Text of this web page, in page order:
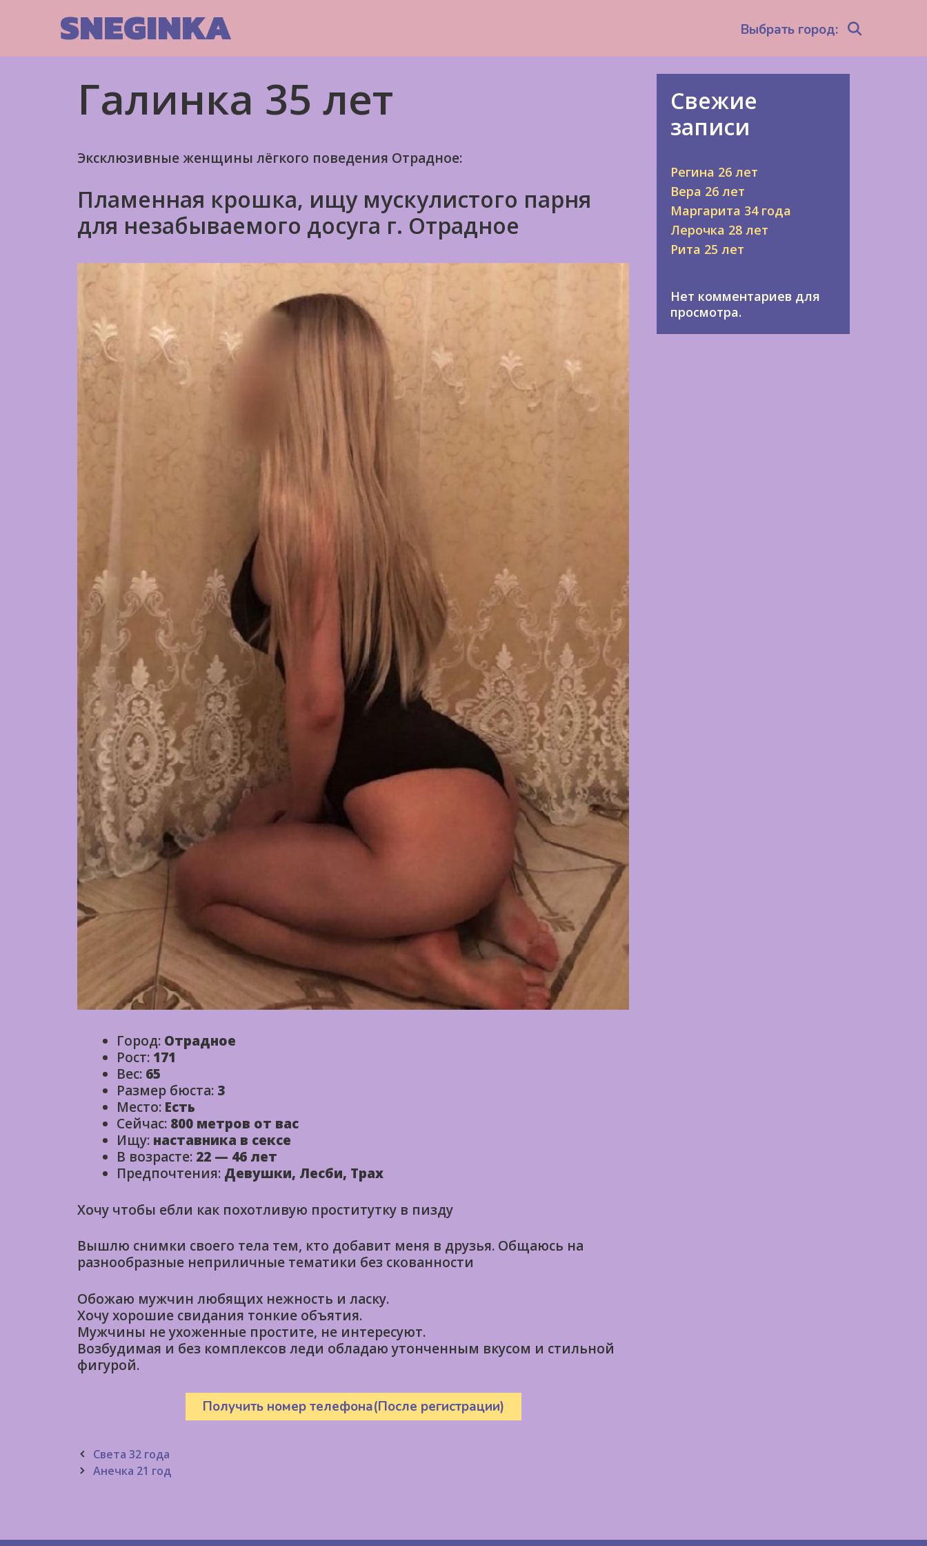
SNEGINKA Выбрать город:
Галинка 35 лет
Эксклюзивные женщины лёгкого поведения Отрадное:
Пламенная крошка, ищу мускулистого парня
для незабываемого досуга г. Отрадное
Город: Отрадное
Рост: 171
Вес: 65
Размер бюста: 3
Место: Есть
Сейчас: 800 метров от вас
Ищу: наставника в сексе
В возрасте: 22 — 46 лет
Предпочтения: Девушки, Лесби, Трах
Хочу чтобы ебли как похотливую проститутку в пизду
Вышлю снимки своего тела тем, кто добавит меня в друзья. Общаюсь на
разнообразные неприличные тематики без скованности
Обожаю мужчин любящих нежность и ласку.
Хочу хорошие свидания тонкие объятия.
Мужчины не ухоженные простите, не интересуют.
Возбудимая и без комплексов леди обладаю утонченным вкусом и стильной
фигурой.
Получить номер телефона(После регистрации)
Post
navigation
Света 32 года
Анечка 21 год
Свежие
записи
Регина 26 лет
Вера 26 лет
Маргарита 34 года
Лерочка 28 лет
Рита 25 лет
Нет комментариев для
просмотра.